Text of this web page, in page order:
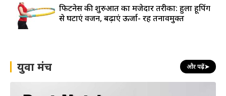
फिटनेस की शुरुआत का मजेदार तरीका: हुला हूपिंग
से घटाएं वजन, बढ़ाएं ऊर्जा- रहें तनावमुक्त
युवा मंच और पढ़ें➤